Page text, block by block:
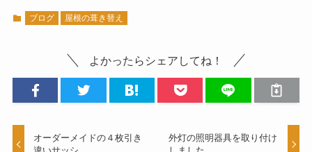
ブログ 屋根の葺き替え
よかったらシェアしてね！
オーダーメイドの４枚引き
外灯の照明器具を取り付け